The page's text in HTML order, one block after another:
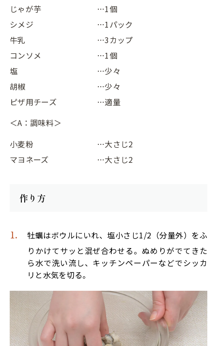
じゃが芋
…1個
シメジ
…1パック
牛乳
…3カップ
コンソメ
…1個
塩
…少々
胡椒
…少々
ピザ用チーズ
…適量
＜A：調味料＞
小麦粉
…大さじ2
マヨネーズ
…大さじ2
作り方
牡蠣はボウルにいれ、塩小さじ1/2（分量外）をふ
りかけてサッと混ぜ合わせる。ぬめりがでてきた
ら水で洗い流し、キッチンペーパーなどでシッカ
リと水気を切る。